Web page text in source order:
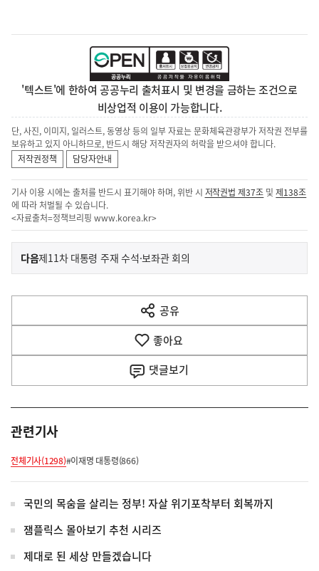
'텍스트'에 한하여 공공누리 출처표시 및 변경을 금하는 조건으로
비상업적 이용이 가능합니다.
단, 사진, 이미지, 일러스트, 동영상 등의 일부 자료는 문화체육관광부가 저작권 전부를
보유하고 있지 아니하므로, 반드시 해당 저작권자의 허락을 받으셔야 합니다.
저작권정책
담당자안내
기사 이용 시에는 출처를 반드시 표기해야 하며, 위반 시 저작권법 제37조 및제138조
에 따라 처벌될 수 있습니다.
<자료출처=정책브리핑 www.korea.kr>
이
전
다
음
다음기
사
제11차 대통령 주재 수석·보좌관 회의
공유
열
기
좋아요
댓글보기
관련기사
전체기사(1298)#이재명 대통령(866)
국민의 목숨을 살리는 정부! 자살 위기포착부터 회복까지
잼플릭스 몰아보기 추천 시리즈
제대로 된 세상 만들겠습니다